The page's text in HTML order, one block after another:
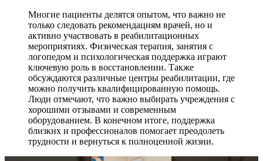
Многие пациенты делятся опытом, что важно не
только следовать рекомендациям врачей, но и
активно участвовать в реабилитационных
мероприятиях. Физическая терапия, занятия с
логопедом и психологическая поддержка играют
ключевую роль в восстановлении. Также
обсуждаются различные центры реабилитации, где
можно получить квалифицированную помощь.
Люди отмечают, что важно выбирать учреждения с
хорошими отзывами и современным
оборудованием. В конечном итоге, поддержка
близких и профессионалов помогает преодолеть
трудности и вернуться к полноценной жизни.